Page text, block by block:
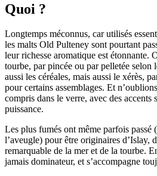
Quoi ?
Longtemps méconnus, car utilisés
les malts Old Pulteney sont pourtant
leur richesse aromatique est étonnante.
tourbe, par pincée ou par pelletée selon
aussi les céréales, mais aussi le xérès,
pour certains assemblages. Et
compris dans le verre, avec des accents
puissance.
Les plus fumés ont même parfois passé
l’aveugle) pour être originaires d’Islay,
remarquable de la mer et de la tourbe.
jamais dominateur, et s’accompagne